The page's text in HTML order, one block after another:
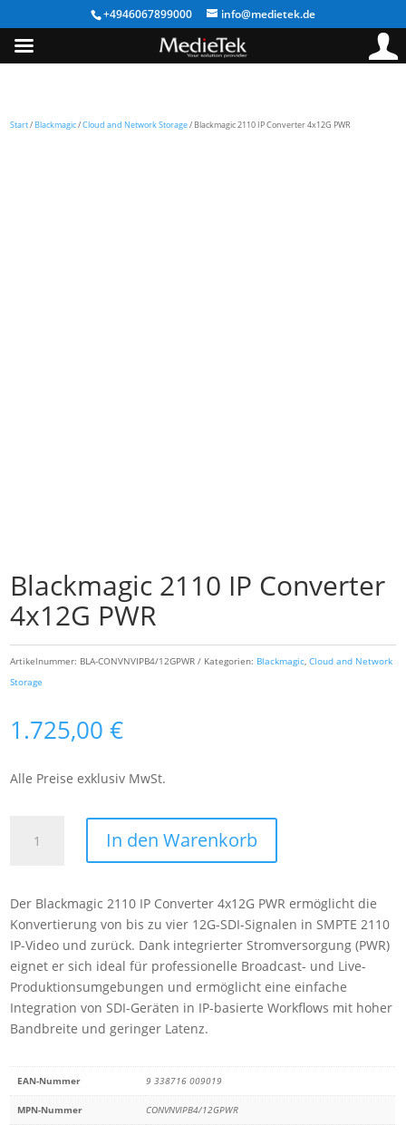
+4946067899000 info@medietek.de
Start/ Blackmagic/Cloud and Network Storage/ Blackmagic 2110 IP Converter 4x12G PWR
Blackmagic 2110 IP Converter
4x12G PWR
Artikelnummer: BLA-CONVNVIPB4/12GPWR Kategorien: Blackmagic ,Cloud and Network
Storage
1.725,00€
Alle Preise exklusiv MwSt.
2110
4x12G
PWR
Menge
In den Warenkorb
Der Blackmagic 2110 IP Converter 4x12G PWR ermöglicht die
Konvertierung von bis zu vier 12G-SDI-Signalen in SMPTE 2110
IP-Video und zurück. Dank integrierter Stromversorgung (PWR)
eignet er sich ideal für professionelle Broadcast- und Live-
Produktionsumgebungen und ermöglicht eine einfache
Integration von SDI-Geräten in IP-basierte Workflows mit hoher
Bandbreite und geringer Latenz.
EAN-Nummer 9 338716 009019
MPN-Nummer CONVNVIPB4/12GPWR